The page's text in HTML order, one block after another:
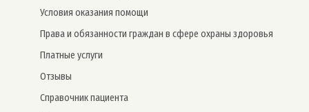
Условия оказания помощи
Права и обязанности граждан в сфере охраны здоровья
Платные услуги
Отзывы
Справочник пациента